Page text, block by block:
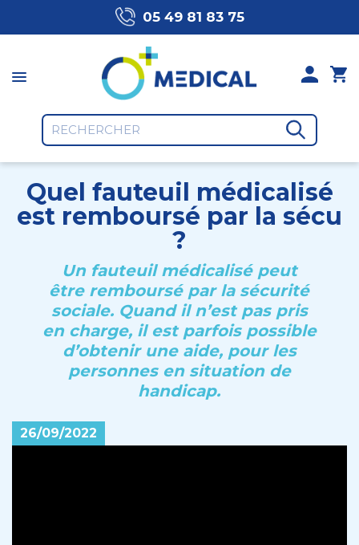
05 49 81 83 75
Quel fauteuil médicalisé
est remboursé par la sécu
?
Un fauteuil médicalisé peut
être remboursé par la sécurité
sociale. Quand il n’est pas pris
en charge, il est parfois possible
d’obtenir une aide, pour les
personnes en situation de
handicap.
26/09/2022